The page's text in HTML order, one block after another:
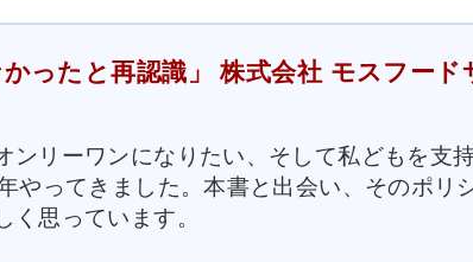
かったと再認識」 株式会社 モスフー
ンリーワンになりたい、そして私どもを支
やってきました。本書と出会い、そのポリ
思っています。